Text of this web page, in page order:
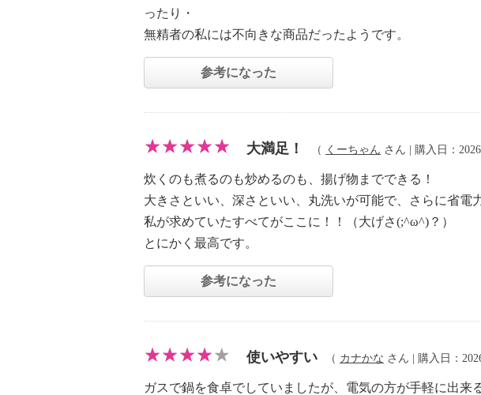
ったり・
無精者の私には不向きな商品だったようです。
参考になった
大満足！ （ くーちゃん さん | 購入日：
炊くのも煮るのも炒めるのも、揚げ物までできる！
大きさといい、深さといい、丸洗いが可能で、さらに省電
私が求めていたすべてがここに！！（大げさ(;^ω^)？）
とにかく最高です。
参考になった
使いやすい （ カナかな さん | 購入日：
ガスで鍋を食卓でしていましたが、電気の方が手軽に出来